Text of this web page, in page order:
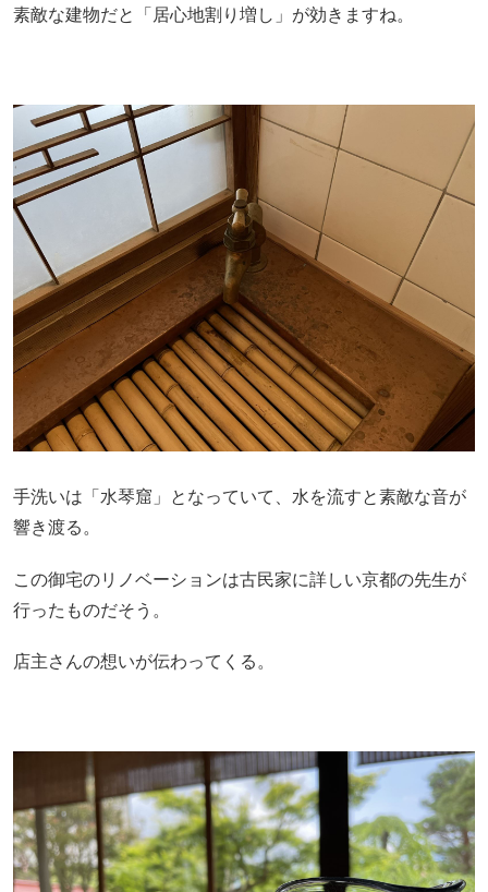
素敵な建物だと「居心地割り増し」が効きますね。
手洗いは「水琴窟」となっていて、水を流すと素敵な音が
響き渡る。
この御宅のリノベーションは古民家に詳しい京都の先生が
行ったものだそう。
店主さんの想いが伝わってくる。